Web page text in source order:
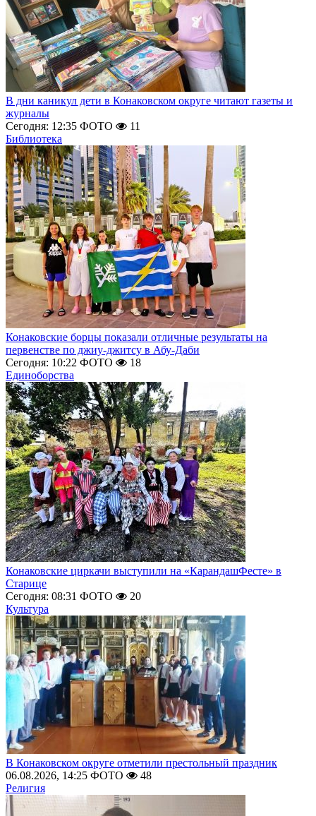
В дни каникул дети в Конаковском округе читают газеты и
журналы
Сегодня: 12:35 ФОТО
11
Библиотека
Конаковские борцы показали отличные результаты на
первенстве по джиу-джитсу в Абу-Даби
Сегодня: 10:22 ФОТО
18
Единоборства
Конаковские циркачи выступили на «КарандашФесте» в
Старице
Сегодня: 08:31 ФОТО
20
Культура
В Конаковском округе отметили престольный праздник
06.08.2026, 14:25 ФОТО
48
Религия